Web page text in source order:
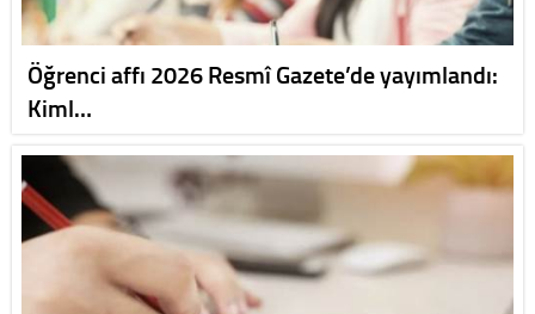
Öğrenci affı 2026 Resmî Gazete’de yayımlandı:
Kiml…